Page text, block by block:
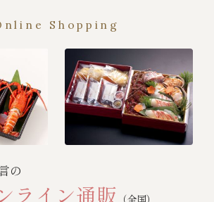
Shopping
の
ライン通販 （全国）